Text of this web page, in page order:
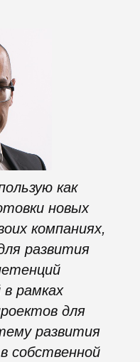
как
новых
компаниях,
развития
в рамках
для
развития
собственной